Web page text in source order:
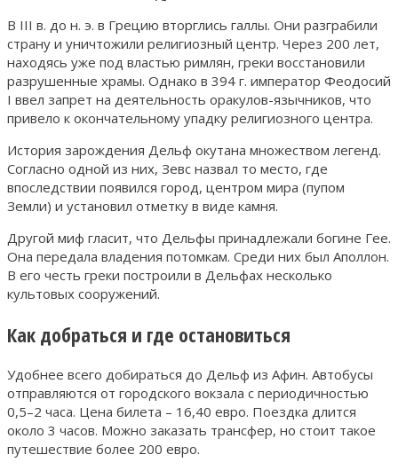
В III в. до н. э. в Грецию вторглись галлы. Они разграбили
страну и уничтожили религиозный центр. Через 200 лет,
находясь уже под властью римлян, греки восстановили
разрушенные храмы. Однако в 394 г. император Феодосий
I ввел запрет на деятельность оракулов-язычников, что
привело к окончательному упадку религиозного центра.
История зарождения Дельф окутана множеством легенд.
Согласно одной из них, Зевс назвал то место, где
впоследствии появился город, центром мира (пупом
Земли) и установил отметку в виде камня.
Другой миф гласит, что Дельфы принадлежали богине Гее.
Она передала владения потомкам. Среди них был Аполлон.
В его честь греки построили в Дельфах несколько
культовых сооружений.
Как добраться и где остановиться
Удобнее всего добираться до Дельф из Афин. Автобусы
отправляются от городского вокзала с периодичностью
0,5–2 часа. Цена билета – 16,40 евро. Поездка длится
около 3 часов. Можно заказать трансфер, но стоит такое
путешествие более 200 евро.